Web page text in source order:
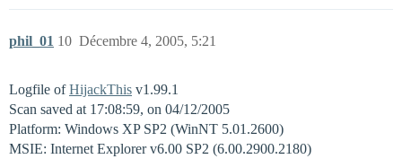
phil_01 Décembre 4, 2005, 5:21
10
Logfile ofHijackThis v1.99.1
Scan saved at 17:08:59, on 04/12/2005
Platform: Windows XP SP2 (WinNT 5.01.2600)
MSIE: Internet Explorer v6.00 SP2 (6.00.2900.2180)